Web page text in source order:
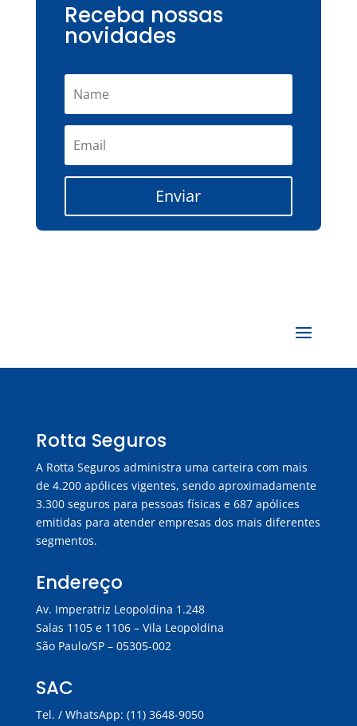
Receba nossas
novidades
Enviar
Rotta Seguros
A Rotta Seguros administra uma carteira com mais
de 4.200 apólices vigentes, sendo aproximadamente
3.300 seguros para pessoas físicas e 687 apólices
emitidas para atender empresas dos mais diferentes
segmentos.
Endereço
Av. Imperatriz Leopoldina 1.248
Salas 1105 e 1106 – Vila Leopoldina
São Paulo/SP – 05305-002
SAC
Tel. / WhatsApp: (11) 3648-9050